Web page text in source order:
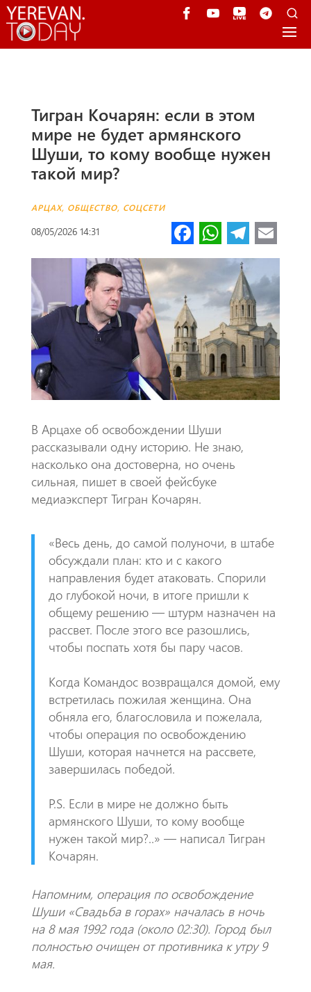
Тигран Кочарян: если в этом
мире не будет армянского
Шуши, то кому вообще нужен
такой мир?
АРЦАХ, ОБЩЕСТВО, СОЦСЕТИ
08/05/2026 14:31 Fa
ce
o
o
k
W
h
at
s
A
p
p
Te
le
gr
a
m
m
ail
В Арцахе об освобождении Шуши
рассказывали одну историю. Не знаю,
насколько она достоверна, но очень
сильная, пишет в своей фейсбуке
медиаэксперт Тигран Кочарян.
«Весь день, до самой полуночи, в штабе
обсуждали план: кто и с какого
направления будет атаковать. Спорили
до глубокой ночи, в итоге пришли к
общему решению — штурм назначен на
рассвет. После этого все разошлись,
чтобы поспать хотя бы пару часов.
Когда Командос возвращался домой, ему
встретилась пожилая женщина. Она
обняла его, благословила и пожелала,
чтобы операция по освобождению
Шуши, которая начнется на рассвете,
завершилась победой.
P.S. Если в мире не должно быть
армянского Шуши, то кому вообще
нужен такой мир?..» — написал Тигран
Кочарян.
Напомним, операция по освобождение
Шуши «Свадьба в горах» началась в ночь
на 8 мая 1992 года (около 02:30). Город был
полностью очищен от противника к утру 9
мая.